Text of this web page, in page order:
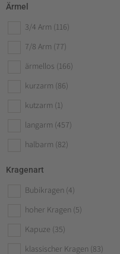
Ärmel
3/4 Arm (116)
7/8 Arm (77)
ärmellos (166)
kurzarm (86)
kutzarm (1)
langarm (457)
halbarm (82)
Kragenart
Bubikragen (4)
hoher Kragen (5)
Kapuze (35)
klassischer Kragen (83)